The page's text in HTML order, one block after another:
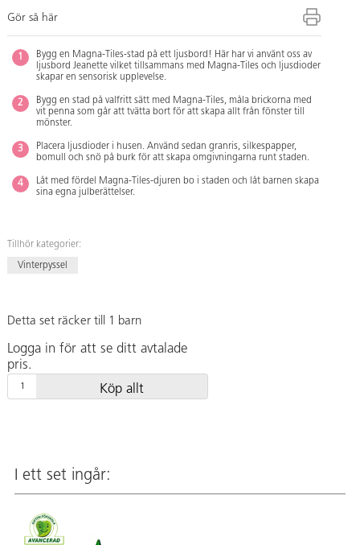
Gör så här
Bygg en Magna-Tiles-stad på ett ljusbord! Här har vi använt oss av
ljusbord Jeanette vilket tillsammans med Magna-Tiles och ljusdioder
skapar en sensorisk upplevelse.
Bygg en stad på valfritt sätt med Magna-Tiles, måla brickorna med
vit penna som går att tvätta bort för att skapa allt från fönster till
mönster.
Placera ljusdioder i husen. Använd sedan granris, silkespapper,
bomull och snö på burk för att skapa omgivningarna runt staden.
Låt med fördel Magna-Tiles-djuren bo i staden och låt barnen skapa
sina egna julberättelser.
Tillhör kategorier:
Vinterpyssel
Detta set räcker till 1 barn
Logga in för att se ditt avtalade
pris.
Köp allt
I ett set ingår: